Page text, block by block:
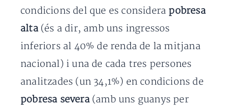
condicions del que es considera pobresa
alta(és a dir, amb uns ingressos
inferiors al 40% de renda de la mitjana
nacional) i una de cada tres persones
analitzades (un 34,1%) en condicions de
pobresa severa(amb uns guanys per